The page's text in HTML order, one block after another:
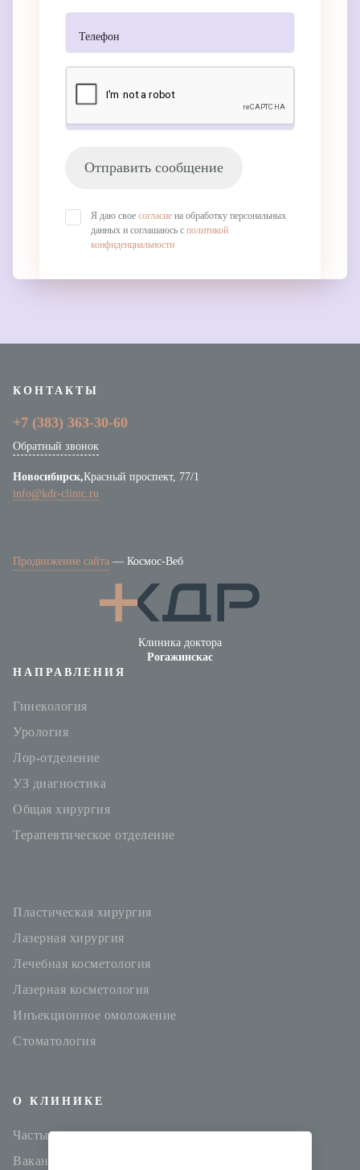
Отправить сообщение
Я даю свое согласие на обработку персональных
данных и соглашаюсь с политикой
конфиденциальности
Клиника доктора
Рогажинскас
НАПРАВЛЕНИЯ
Гинекология
Урология
Лор-отделение
УЗ диагностика
Общая хирургия
Терапевтическое отделение
Пластическая хирургия
Лазерная хирургия
Лечебная косметология
Лазерная косметология
Инъекционное омоложение
Стоматология
О КЛИНИКЕ
Частые вопросы
Вакансии
КОНТАКТЫ
+7 (383) 363-30-60
Обратный звонок
Новосибирск,Красный проспект, 77/1
info@kdr-clinic.ru
Продвижение сайта — Космос-Веб